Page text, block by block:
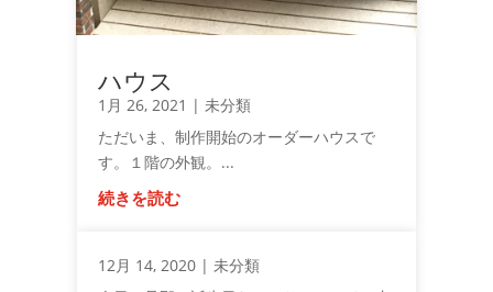
ハウス
1月 26, 2021 | 未分類
ただいま、制作開始のオーダーハウスで
す。１階の外観。...
続きを読む
12月 14, 2020| 未分類